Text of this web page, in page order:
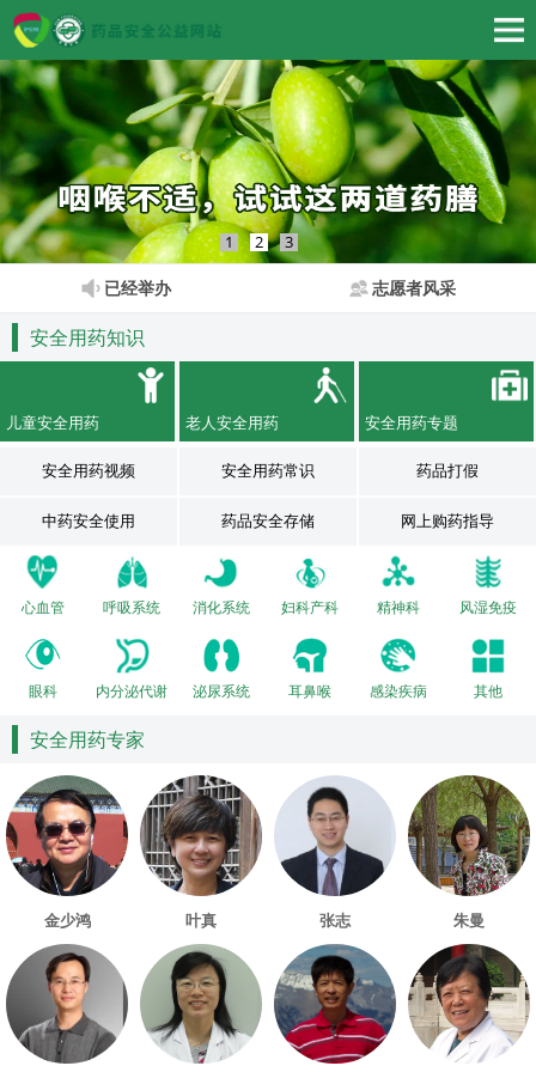
1 2 3
已经举办 志愿者风采
安全用药知识
儿童安全用药 老人安全用药 安全用药专题
安全用药视频 安全用药常识 药品打假
中药安全使用 药品安全存储 网上购药指导
心血管 呼吸系统 消化系统 妇科产科 精神科 风湿免疫
眼科 内分泌代谢 泌尿系统 耳鼻喉 感染疾病 其他
安全用药专家
金少鸿 叶真 张志 朱曼